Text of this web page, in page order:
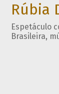
Rúbia
Espetáculo
Brasileira,